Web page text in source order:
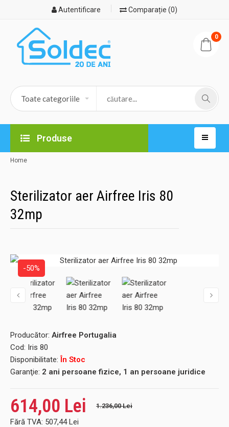
Autentificare Comparație (0)
0
Produse
Home
Sterilizator aer Airfree Iris 80
32mp
-50%
Producător: Airfree Portugalia
Cod: Iris 80
Disponibilitate: În Stoc
Garanţie: 2 ani persoane fizice, 1 an persoane juridice
614,00 Lei 1.236,00 Lei
Fără TVA: 507,44 Lei